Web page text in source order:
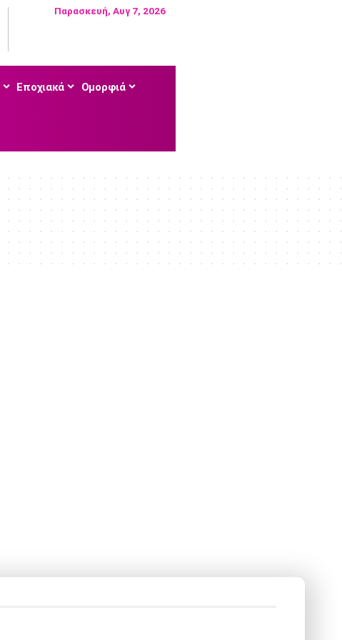
Παρασκευή, Αυγ 7, 2026
Εποχιακά Ομορφιά